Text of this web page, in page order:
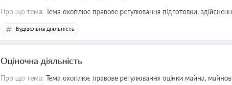
Про що тема: Тема охоплює правове регулювання підготовки,
Будівельна діяльність
Оціночна діяльність
Про що тема: Тема охоплює правове регулювання оцінки майна,